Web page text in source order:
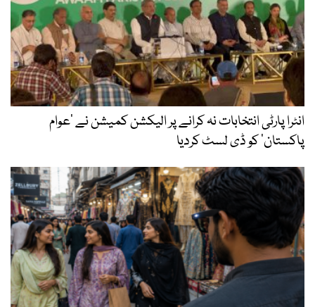
انٹرا پارٹی انتخابات نہ کرانے پر الیکشن کمیشن نے ’عوام
پاکستان‘ کو ڈی لسٹ کردیا